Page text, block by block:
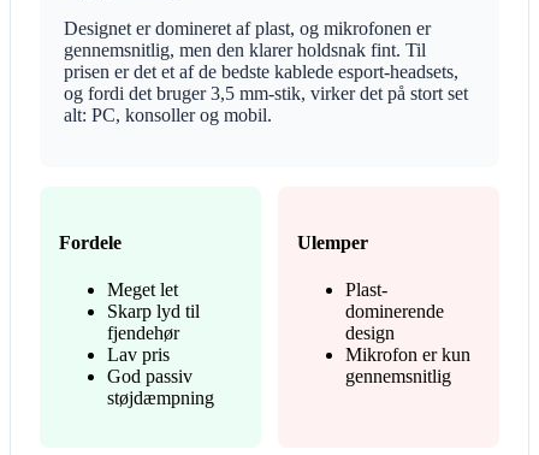
Designet er domineret af plast, og mikrofonen er
gennemsnitlig, men den klarer holdsnak fint. Til
prisen er det et af de bedste kablede esport-headsets,
og fordi det bruger 3,5 mm-stik, virker det på stort set
alt: PC, konsoller og mobil.
Fordele
Meget let
Skarp lyd til
fjendehør
Lav pris
God passiv
støjdæmpning
Ulemper
Plast-
dominerende
design
Mikrofon er kun
gennemsnitlig